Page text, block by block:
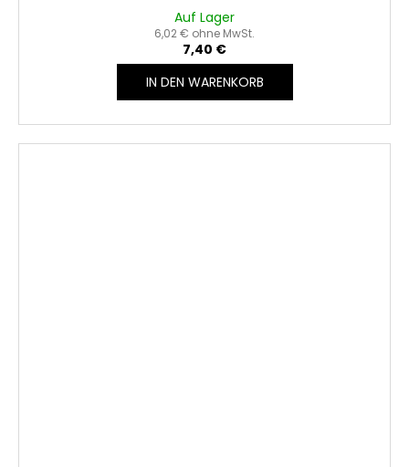
Auf Lager
6,02 € ohne MwSt.
7,40 €
IN DEN WARENKORB